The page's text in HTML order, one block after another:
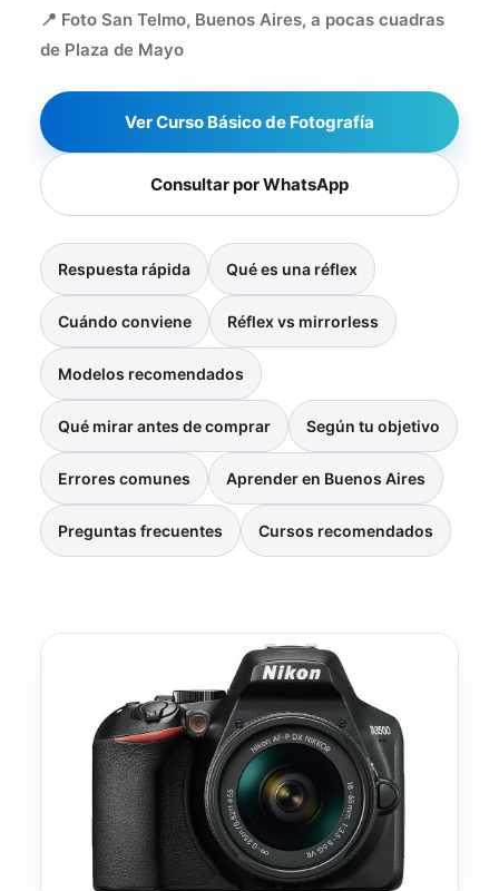
📍 Foto San Telmo, Buenos Aires, a pocas cuadras
de Plaza de Mayo
Ver Curso Básico de Fotografía
Consultar por WhatsApp
Respuesta rápida Qué es una réflex
Cuándo conviene Réflex vs mirrorless
Modelos recomendados
Qué mirar antes de comprar Según tu objetivo
Errores comunes Aprender en Buenos Aires
Preguntas frecuentes Cursos recomendados